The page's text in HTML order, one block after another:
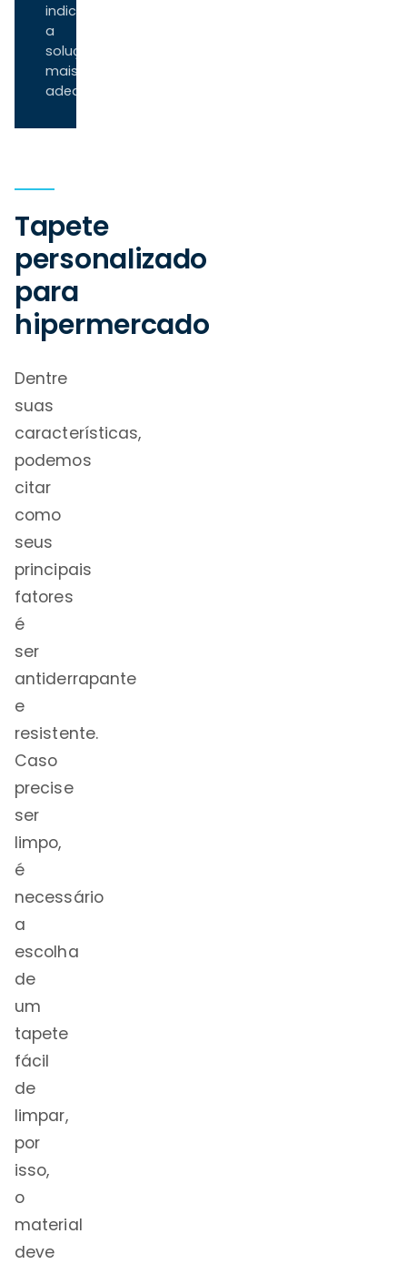
indica
a
solução
mais
adequada.
Tapete
personalizado
para
hipermercado
Dentre
suas
características,
podemos
citar
como
seus
principais
fatores
é
ser
antiderrapante
e
resistente.
Caso
precise
ser
limpo,
é
necessário
a
escolha
de
um
tapete
fácil
de
limpar,
por
isso,
o
material
deve